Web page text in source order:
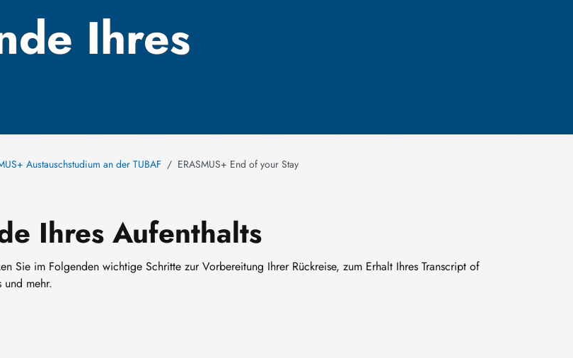
Ihres
Austauschstudium an der TUBAF ERASMUS+ End of your Stay
Ihres Aufenthalts
Sie im Folgenden wichtige Schritte zur Vorbereitung Ihrer Rückreise, zum Erhalt Ihres Transcript of
und mehr.